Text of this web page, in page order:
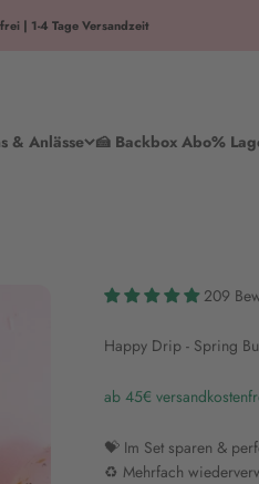
| 1-4 Tage Versandzeit
& Anlässe 🍰 Backbox Abo%
209
Happy Drip - Spring
ab 45€
💝 Im Set sparen &
♻️ Mehrfach